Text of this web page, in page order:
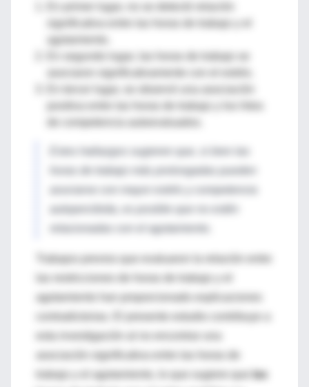
En primer lugar, no se detectó relación
significativa entre las horas de trabajo y el
agotamiento.
En segundo lugar, las horas de trabajo se
asociaron significativamente con el estrés.
En tercer lugar, se observó una asociación
Estos hallazgos sugieren que, si bien las
horas de trabajo más prolongadas pueden
relacionadas con el agotamiento.
Trabajos previos que evaluaron la relación entre
agotamiento han proporcionado explicaciones
esta investigación al no encontrar una
asociación significativa entre las horas de
trabajo y el agotamiento, lo que sugiere que
las